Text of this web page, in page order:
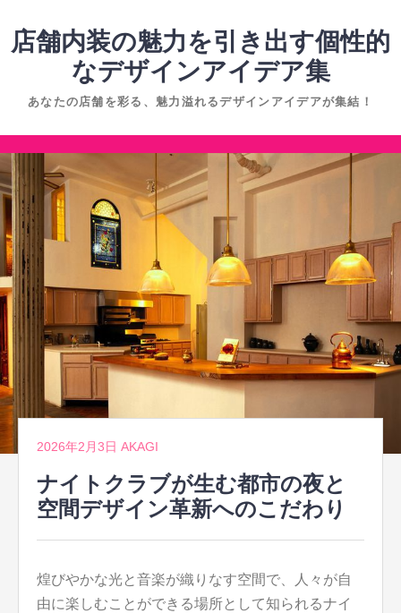
へ
ス
キ
ッ
プ
店舗内装の魅力を引き出す個性的
なデザインアイデア集
あなたの店舗を彩る、魅力溢れるデザインアイデアが集結！
コ
ン
テ
ン
ツ
へ
ス
キ
ッ
プ
2026年2月3日 AKAGI
ナイトクラブが生む都市の夜と
空間デザイン革新へのこだわり
煌びやかな光と音楽が織りなす空間で、人々が自
由に楽しむことができる場所として知られるナイ